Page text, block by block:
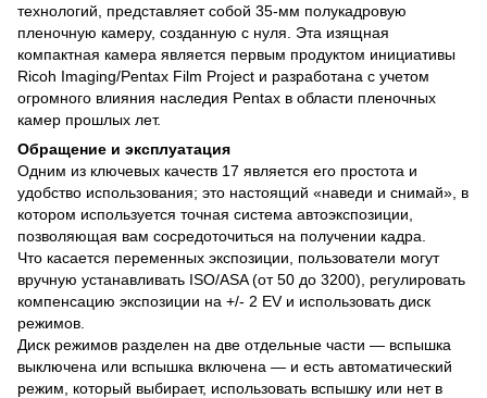
технологий, представляет собой 35-мм полукадровую
пленочную камеру, созданную с нуля. Эта изящная
компактная камера является первым продуктом инициативы
Ricoh Imaging/Pentax Film Project и разработана с учетом
огромного влияния наследия Pentax в области пленочных
камер прошлых лет.
Обращение и эксплуатация
Одним из ключевых качеств 17 является его простота и
удобство использования; это настоящий «наведи и снимай», в
котором используется точная система автоэкспозиции,
позволяющая вам сосредоточиться на получении кадра.
Что касается переменных экспозиции, пользователи могут
вручную устанавливать ISO/ASA (от 50 до 3200), регулировать
компенсацию экспозиции на +/- 2 EV и использовать диск
режимов.
Диск режимов разделен на две отдельные части — вспышка
выключена или вспышка включена — и есть автоматический
режим, который выбирает, использовать вспышку или нет в